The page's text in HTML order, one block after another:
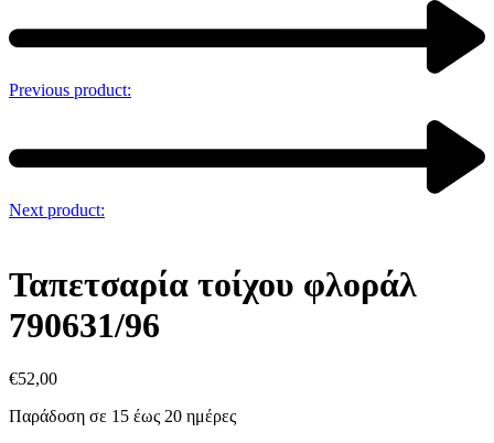
Previous product:
Next product:
Ταπετσαρία τοίχου φλοράλ
790631/96
€52,00
Παράδοση σε 15 έως 20 ημέρες